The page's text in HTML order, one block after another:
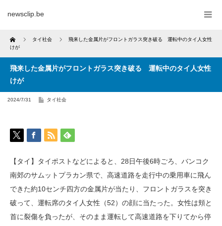
newsclip.be
Home タイ社会
飛来した金属片がフロントガラス突き破る 運転中のタイ人女性
けが
飛来した金属片がフロントガラス突き破る 運転中のタイ人女性
けが
2024/7/31 タイ社会
【タイ】タイポストなどによると、28日午後6時ごろ、バンコク
南郊のサムットプラカン県で、高速道路を走行中の乗用車に飛ん
できた約10センチ四方の金属片が当たり、フロントガラスを突き
破って、運転席のタイ人女性（52）の顔に当たった。女性は頬と
首に裂傷を負ったが、そのまま運転して高速道路を下りてから停